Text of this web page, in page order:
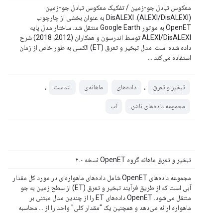
معکوس تبادل جو-زمین / تفکیک معکوس تبادل جو-زمین
(ALEXI/DisALEXI). DisALEXI به عنوان بخشی از چارچوب
OpenET به موتور Google Earth منتقل شد. ساختار مدل پایه
ALEXI/DisALEXI توسط اندرسون و همکاران (2012، 2018) شرح
داده شده است. مدل تبخیر و تعرق (ET) الکسی به طور خاص از زمان
استفاده می‌کند ...
تبخیر و تعرق ، داده‌های ماهانه‌ی لندست ،
مجموعه داده‌های ناشر، آب
تبخیر و تعرق ماهانه گروه OpenET نسخه ۲.۰
مجموعه داده‌های OpenET شامل داده‌های ماهواره‌ای در مورد کل مقدار
آبی است که از طریق فرآیند تبخیر و تعرق (ET) از سطح زمین به جو
منتقل می‌شود. OpenET داده‌های ET را از چندین مدل مبتنی بر
ماهواره ارائه می‌دهد و همچنین یک "مقدار کلی" واحد را از ... محاسبه